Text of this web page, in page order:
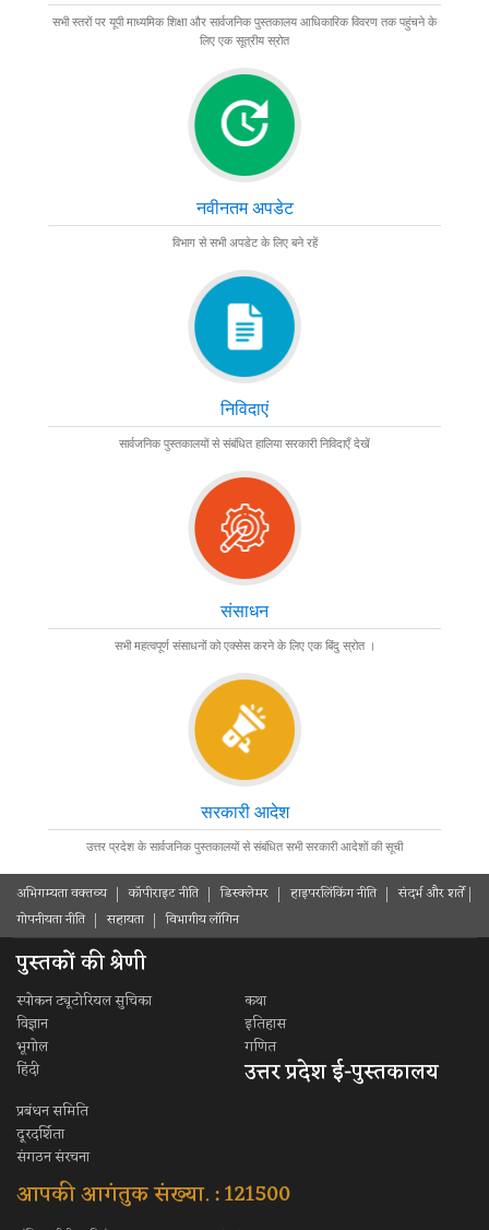
राजकीय जिला पुस्तकालय
राजकीय जिला पुस्तकालय
राजकीय जिला पुस्तकालय
राजकीय जिला पुस्तकालय
राजकीय जिला पुस्तकालय
देवरिया
राजकीय जिला पुस्तकालय
राजकीय जिला पुस्तकालय
अयोध्या
राजकीय जिला पुस्तकालय
फतेहपुर
राजकीय जिला पुस्तकालय
राजकीय जिला पुस्तकालय
राजकीय जिला पुस्तकालय
गाजियाबाद
ग़ाज़ीपुर
राजकीय जिला पुस्तकालय
सभी स्तरों पर यूपी माध्यमिक शिक्षा और सार्वजनिक पुस्तकालय आधिकारिक विवरण तक पहुंचने के
लिए एक सूत्रीय स्रोत
नवीनतम अपडेट
विभाग से सभी अपडेट के लिए बने रहें
निविदाएं
सार्वजनिक पुस्तकालयों से संबंधित हालिया सरकारी निविदाएँ देखें
संसाधन
सभी महत्वपूर्ण संसाधनों को एक्सेस करने के लिए एक बिंदु स्रोत ।
सरकारी आदेश
उत्तर प्रदेश के सार्वजनिक पुस्तकालयों से संबंधित सभी सरकारी आदेशों की सूची
अभिगम्यता वक्तव्य कॉपीराइट नीति डिस्क्लेमर हाइपरलिंकिंग नीति
संदर्भ और शर्ते
गोपनीयता नीति
सहायता विभागीय लॉगिन
पुस्तकों की श्रेणी
स्पोकन ट्यूटोरियल सुचिका
कथा
विज्ञान
इतिहास
भूगोल
गणित
हिंदी
उत्तर प्रदेश ई-पुस्तकालय
प्रबंधन समिति
दूरदर्शिता
संगठन संरचना
आपकी आगंतुक संख्या. : 121500